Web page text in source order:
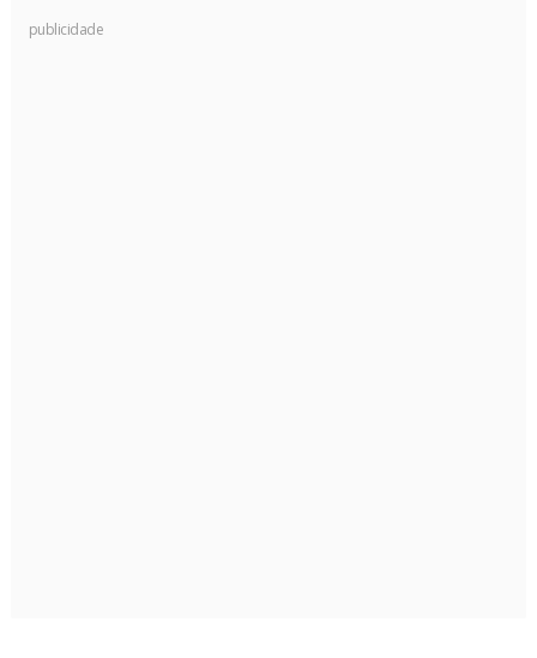
KL Jay (Racionais MC’s), DJ Raíz e DJ
publicidade